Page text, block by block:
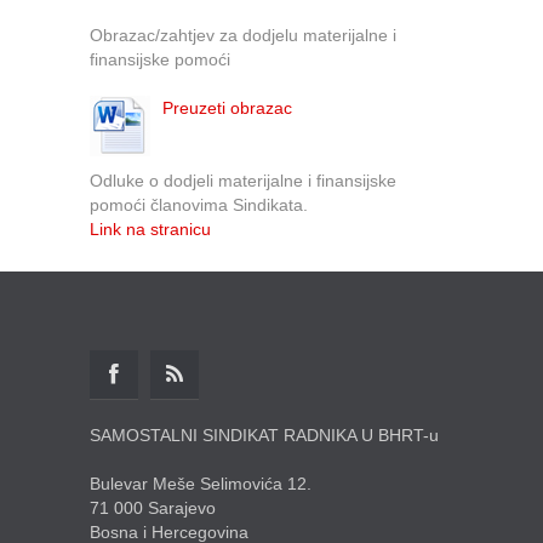
Obrazac/zahtjev za dodjelu materijalne i
finansijske pomoći
Preuzeti obrazac
Odluke o dodjeli materijalne i finansijske
pomoći članovima Sindikata.
Link na stranicu
SAMOSTALNI SINDIKAT RADNIKA U BHRT-u
Bulevar Meše Selimovića 12.
71 000 Sarajevo
Bosna i Hercegovina